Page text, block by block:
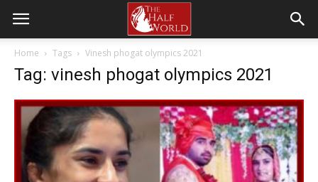
Home Tags Vinesh phogat olympics 2021
Tag: vinesh phogat olympics 2021